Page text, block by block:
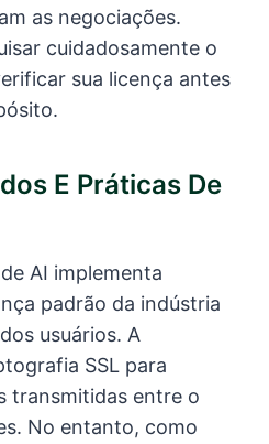
as negociações.
cuidadosamente o
sua licença antes
E Práticas De
AI implementa
padrão da indústria
usuários. A
SSL para
transmitidas entre o
No entanto, como